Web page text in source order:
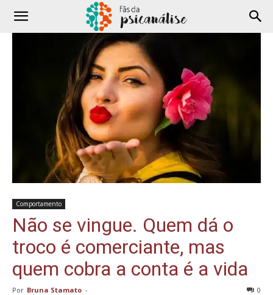
Comportamento
Não se vingue. Quem dá o
troco é comerciante, mas
quem cobra a conta é a vida
Por Bruna Stamato - 0